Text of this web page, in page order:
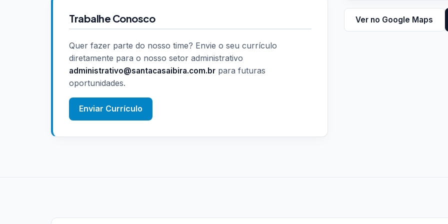
Trabalhe Conosco
Quer fazer parte do nosso time? Envie o seu currículo
diretamente para o nosso setor administrativo
administrativo@santacasaibira.com.br para futuras
oportunidades.
Enviar Currículo
Ver no Google Maps